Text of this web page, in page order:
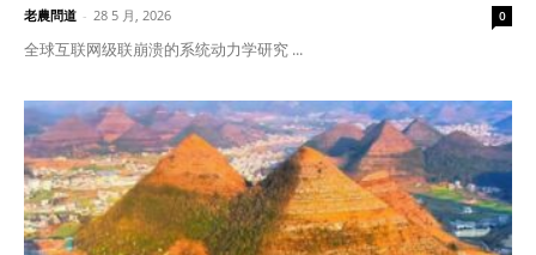
老農問道 - 28 5 月, 2026 0
全球互联网级联崩溃的系统动力学研究 ...